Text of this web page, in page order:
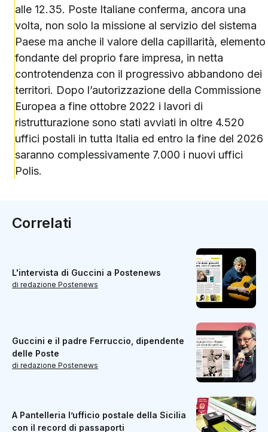
alle 12.35. Poste Italiane conferma, ancora una
volta, non solo la missione al servizio del sistema
Paese ma anche il valore della capillarità, elemento
fondante del proprio fare impresa, in netta
controtendenza con il progressivo abbandono dei
territori. Dopo l’autorizzazione della Commissione
Europea a fine ottobre 2022 i lavori di
ristrutturazione sono stati avviati in oltre 4.520
uffici postali in tutta Italia ed entro la fine del 2026
saranno complessivamente 7.000 i nuovi uffici
Polis.
Correlati
L'intervista di Guccini a Postenews
di redazione Postenews
Guccini e il padre Ferruccio, dipendente
delle Poste
di redazione Postenews
A Pantelleria l’ufficio postale della Sicilia
con il record di passaporti